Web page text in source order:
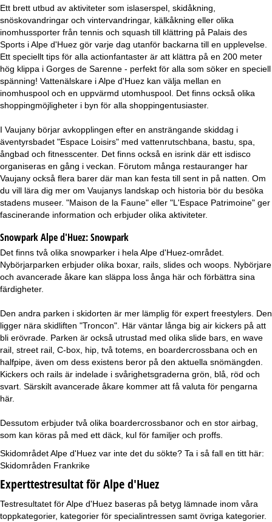
Ett brett utbud av aktiviteter som islaserspel, skidåkning,
snöskovandringar och vintervandringar, kälkåkning eller olika
inomhussporter från tennis och squash till klättring på Palais des
Sports i Alpe d'Huez gör varje dag utanför backarna till en upplevelse.
Ett speciellt tips för alla actionfantaster är att klättra på en 200 meter
hög klippa i Gorges de Sarenne - perfekt för alla som söker en speciell
spänning! Vattenälskare i Alpe d'Huez kan välja mellan en
inomhuspool och en uppvärmd utomhuspool. Det finns också olika
shoppingmöjligheter i byn för alla shoppingentusiaster.
I Vaujany börjar avkopplingen efter en ansträngande skiddag i
äventyrsbadet "Espace Loisirs" med vattenrutschbana, bastu, spa,
ångbad och fitnesscenter. Det finns också en isrink där ett isdisco
organiseras en gång i veckan. Förutom många restauranger har
Vaujany också flera barer där man kan festa till sent in på natten. Om
du vill lära dig mer om Vaujanys landskap och historia bör du besöka
stadens museer. "Maison de la Faune" eller "L'Espace Patrimoine" ger
fascinerande information och erbjuder olika aktiviteter.
Snowpark Alpe d'Huez:Snowpark
Det finns två olika snowparker i hela Alpe d'Huez-området.
Nybörjarparken erbjuder olika boxar, rails, slides och woops. Nybörjare
och avancerade åkare kan släppa loss ånga här och förbättra sina
färdigheter.
Den andra parken i skidorten är mer lämplig för expert freestylers. Den
ligger nära skidliften "Troncon". Här väntar långa big air kickers på att
bli erövrade. Parken är också utrustad med olika slide bars, en wave
rail, street rail, C-box, hip, två totems, en boardercrossbana och en
halfpipe, även om dess existens beror på den aktuella snömängden.
Kickers och rails är indelade i svårighetsgraderna grön, blå, röd och
svart. Särskilt avancerade åkare kommer att få valuta för pengarna
här.
Dessutom erbjuder två olika boardercrossbanor och en stor airbag,
som kan köras på med ett däck, kul för familjer och proffs.
Skidområdet Alpe d'Huez var inte det du sökte? Ta i så fall en titt här:
Skidområden Frankrike
Experttestresultat för Alpe d'Huez
Testresultatet för Alpe d'Huez baseras på betyg lämnade inom våra
toppkategorier, kategorier för specialintressen samt övriga kategorier.